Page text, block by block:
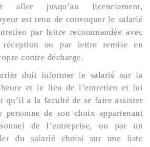
aller jusqu’au licenciement,
est tenu de convoquer le salarié
par lettre recommandée avec
réception ou par lettre remise en
contre décharge.
doit informer le salarié sur la
et le lieu de l’entretien et lui
qu’il a la faculté de se faire assister
personne de son choix appartenant
de l’entreprise, ou par un
du salarié choisi sur une liste